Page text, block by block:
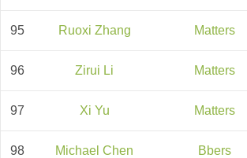
95 Ruoxi Zhang Matters
96 Zirui Li Matters
97 Xi Yu Matters
98 Michael Chen Bbers